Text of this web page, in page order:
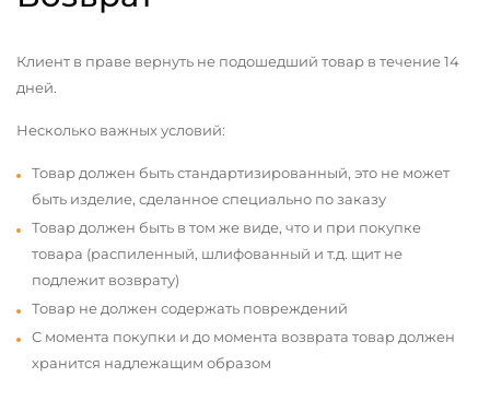
Клиент в праве вернуть не подошедший товар в течение 14
дней.
Несколько важных условий:
Товар должен быть стандартизированный, это не может
быть изделие, сделанное специально по заказу
Товар должен быть в том же виде, что и при покупке
товара (распиленный, шлифованный и т.д. щит не
подлежит возврату)
Товар не должен содержать повреждений
С момента покупки и до момента возврата товар должен
хранится надлежащим образом